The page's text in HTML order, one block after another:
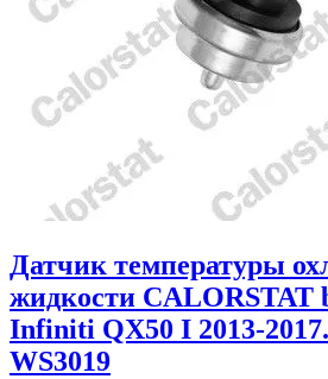
Датчик температуры
жидкости CALORSTAT
Infiniti QX50 I 2013-
WS3019